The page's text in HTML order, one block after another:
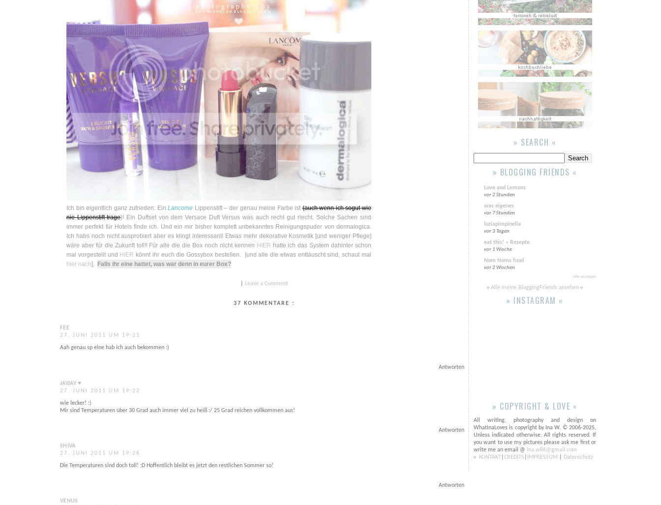
Ich bin eigentlich ganz zufrieden: EinLancome Lippenstift – der genau meine Farbe ist(auch wenn ich sogut wie
nie Lippenstift trage)! Ein Duftset von dem Versace Duft Versus was auch recht gut riecht. Solche Sachen sind
immer perfekt für Hotels finde ich. Und ein mir bisher komplett unbekanntes Reinigungspuder von dermalogica.
Ich habs noch nicht ausprobiert aber es klingt interessant! Etwas mehr dekorative Kosmetik [und weniger Pflege]
wäre aber für die Zukunft toll!! Für alle die die Box noch nicht kennen HIER hatte ich das System dahinter schon
mal vorgestellt und HIER könnt ihr euch die Gossybox bestellen. [und alle die etwas enttäuscht sind, schaut mal
hier nach]. Falls ihr eine hattet, was war denn in eurer Box?
Leave a Comment
37 KOMMENTARE :
FEE
27. JUNI 2011 UM 19:21
Aah genau sp eine hab ich auch bekommen :)
Antworten
JAYJAY ♥
27. JUNI 2011 UM 19:22
wie lecker! :)
Mir sind Temperaturen über 30 Grad auch immer viel zu heiß :/ 25 Grad reichen vollkommen aus!
Antworten
SHIVA
27. JUNI 2011 UM 19:26
Die Temperaturen sind doch toll! ;D Hoffentlich bleibt es jetzt den restlichen Sommer so!
Antworten
VENUS
» SEARCH «
» BLOGGING FRIENDS «
Love and Lemons
vor 2 Stunden
was eigenes
vor 7 Stunden
luziapimpinella
vor 3 Tagen
eat this! » Rezepte
vor 1 Woche
Nom Noms food
vor 2 Wochen
Alle anzeigen
Alle meine BloggingFriends ansehen
» INSTAGRAM «
» COPYRIGHT & LOVE «
All writing, photography and design on
WhatInaLoves is copyright by Ina W. © 2006-2025,
Unless indicated otherwise. All rights reserved. If
you want to use my pictures please ask me first or
write me an email @ ina.w86@gmail.com
KONTAKT CREDITS IMPRESSUM Datenschutz